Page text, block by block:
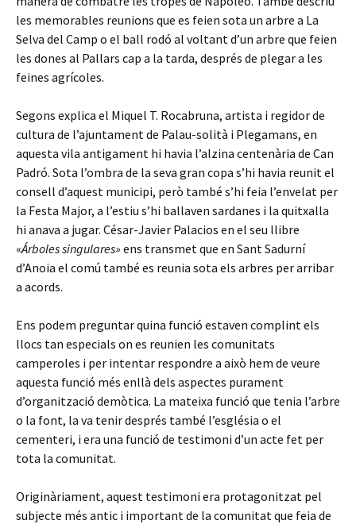
les memorables reunions que es feien sota un arbre a La
Selva del Camp o el ball rodó al voltant d’un arbre que feien
les dones al Pallars cap a la tarda, després de plegar a les
feines agrícoles.
Segons explica el Miquel T. Rocabruna, artista i regidor de
cultura de l’ajuntament de Palau-solità i Plegamans, en
aquesta vila antigament hi havia l’alzina centenària de Can
Padró. Sota l’ombra de la seva gran copa s’hi havia reunit el
consell d’aquest municipi, però també s’hi feia l’envelat per
la Festa Major, a l’estiu s’hi ballaven sardanes i la quitxalla
hi anava a jugar. César-Javier Palacios en el seu llibre
«Árboles singulares» ens transmet que en Sant Sadurní
d’Anoia el comú també es reunia sota els arbres per arribar
a acords.
Ens podem preguntar quina funció estaven complint els
llocs tan especials on es reunien les comunitats
camperoles i per intentar respondre a això hem de veure
aquesta funció més enllà dels aspectes purament
d’organització demòtica. La mateixa funció que tenia l’arbre
o la font, la va tenir després també l’església o el
cementeri, i era una funció de testimoni d’un acte fet per
tota la comunitat.
Originàriament, aquest testimoni era protagonitzat pel
subjecte més antic i important de la comunitat que feia de